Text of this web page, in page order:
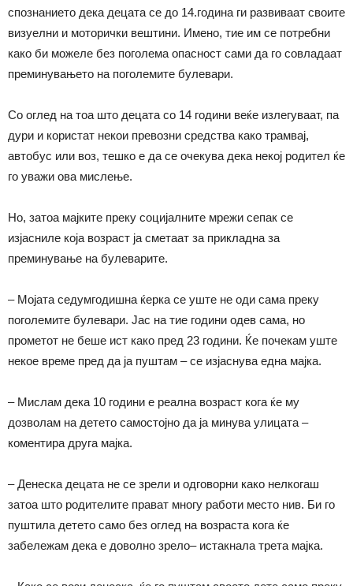
спознанието дека децата се до 14.година ги развиваат своите
визуелни и моторички вештини. Имено, тие им се потребни
како би можеле без поголема опасност сами да го совладаат
преминувањето на поголемите булевари.
Со оглед на тоа што децата со 14 години веќе излегуваат, па
дури и користат некои превозни средства како трамвај,
автобус или воз, тешко е да се очекува дека некој родител ќе
го уважи ова мислење.
Но, затоа мајките преку социјалните мрежи сепак се
изјасниле која возраст ја сметаат за прикладна за
преминување на булеварите.
– Мојата седумгодишна ќерка се уште не оди сама преку
поголемите булевари. Јас на тие години одев сама, но
прометот не беше ист како пред 23 години. Ќе почекам уште
некое време пред да ја пуштам – се изјаснува една мајка.
– Мислам дека 10 години е реална возраст кога ќе му
дозволам на детето самостојно да ја минува улицата –
коментира друга мајка.
– Денеска децата не се зрели и одговорни како нелкогаш
затоа што родителите прават многу работи место нив. Би го
пуштила детето само без оглед на возраста кога ќе
забележам дека е доволно зрело– истакнала трета мајка.